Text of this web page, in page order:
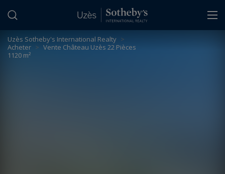
Uzès Sotheby's International Realty >
Acheter > Vente Château Uzès 22 Pièces
1120 m²